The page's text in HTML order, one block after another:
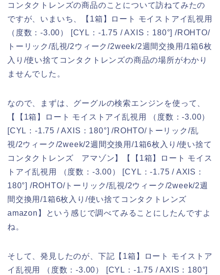
コンタクトレンズの商品のことについて訪ねてみたの
ですが、いまいち、【1箱】ロート モイストアイ乱視用
（度数：-3.00） [CYL：-1.75 / AXIS：180°] /ROHTO/
トーリック/乱視/2ウィーク/2week/2週間交換用/1箱6枚
入り/使い捨てコンタクトレンズの商品の場所がわかり
ませんでした。
なので、まずは、グーグルの検索エンジンを使って、
【【1箱】ロート モイストアイ乱視用 （度数：-3.00）
[CYL：-1.75 / AXIS：180°] /ROHTO/トーリック/乱
視/2ウィーク/2week/2週間交換用/1箱6枚入り/使い捨て
コンタクトレンズ アマゾン】【【1箱】ロート モイス
トアイ乱視用 （度数：-3.00） [CYL：-1.75 / AXIS：
180°] /ROHTO/トーリック/乱視/2ウィーク/2week/2週
間交換用/1箱6枚入り/使い捨てコンタクトレンズ
amazon】という感じで調べてみることにしたんですよ
ね。
そして、発見したのが、下記【1箱】ロート モイストア
イ乱視用 （度数：-3.00） [CYL：-1.75 / AXIS：180°]